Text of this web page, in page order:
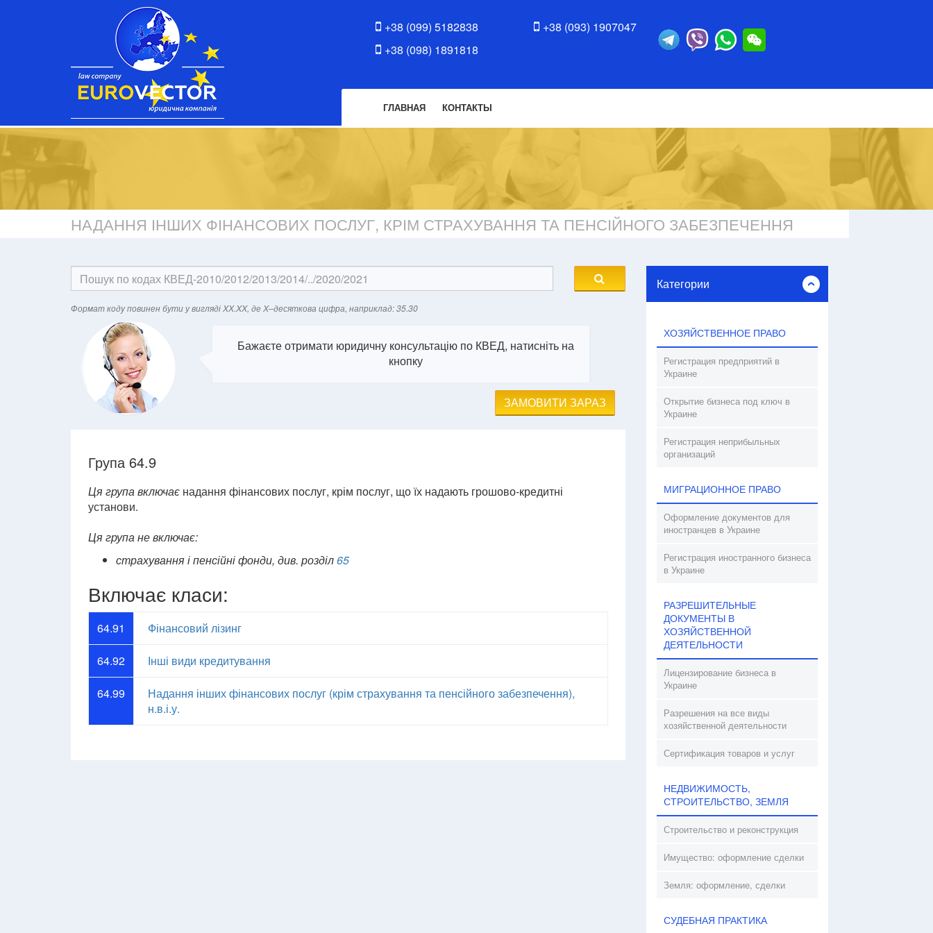
+38 (099) 5182838
+38 (098) 1891818
+38 (093) 1907047
ГЛАВНАЯ КОНТАКТЫ
НАДАННЯ ІНШИХ ФІНАНСОВИХ ПОСЛУГ, КРІМ СТРАХУВАННЯ ТА ПЕНСІЙНОГО ЗАБЕЗПЕЧЕННЯ
Формат кодy повинен бути у вигляді XX.XX, де X–десяткова цифра, наприклад: 35.30
Бажаєте отримати юридичну консультацію по КВЕД, натисніть на
кнопку
ЗАМОВИТИ ЗАРАЗ
Група 64.9
Ця група включає надання фінансових послуг, крім послуг, що їх надають грошово-кредитні
установи.
Ця група не включає:
страхування і пенсійні фонди, див. розділ65
Включає класи:
64.91 Фінансовий лізинг
64.92 Інші види кредитування
64.99
Надання інших фінансових послуг (крім страхування та пенсійного забезпечення),
н.в.і.у.
Категории
ХОЗЯЙСТВЕННОЕ ПРАВО
Регистрация предприятий в
Украине
Открытие бизнеса под ключ в
Украине
Регистрация неприбыльных
организаций
МИГРАЦИОННОЕ ПРАВО
Оформление документов для
иностранцев в Украине
Регистрация иностранного бизнеса
в Украине
РАЗРЕШИТЕЛЬНЫЕ
ДОКУМЕНТЫ В
ХОЗЯЙСТВЕННОЙ
ДЕЯТЕЛЬНОСТИ
Лицензирование бизнеса в
Украине
Разрешения на все виды
хозяйственной деятельности
Сертификация товаров и услуг
НЕДВИЖИМОСТЬ,
СТРОИТЕЛЬСТВО, ЗЕМЛЯ
Строительство и реконструкция
Имущество: оформление сделки
Земля: оформление, сделки
СУДЕБНАЯ ПРАКТИКА